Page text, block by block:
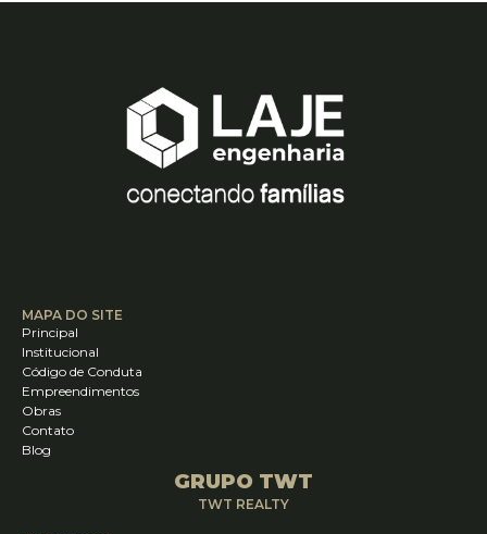
MAPA DO SITE
Principal
Institucional
Código de Conduta
Empreendimentos
Obras
Contato
Blog
GRUPO TWT
TWT REALTY